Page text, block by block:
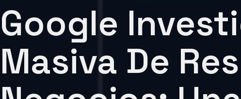
Google
Masiva De